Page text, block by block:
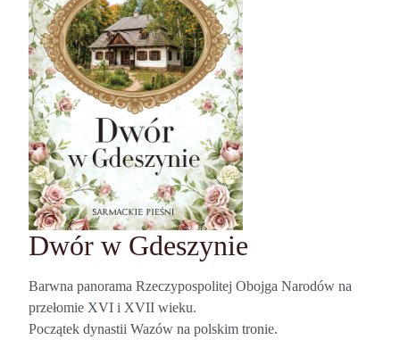
Dwór w Gdeszynie
Barwna panorama Rzeczypospolitej Obojga Narodów na
przełomie XVI i XVII wieku.
Początek dynastii Wazów na polskim tronie.